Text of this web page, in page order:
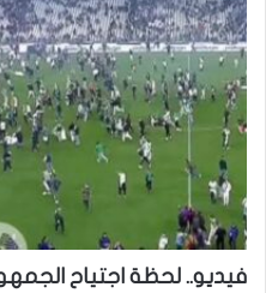
فيديو.. لحظة اجتياح